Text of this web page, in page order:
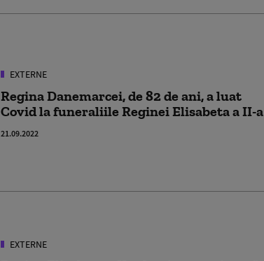
EXTERNE
Regina Danemarcei, de 82 de ani, a luat
Covid la funeraliile Reginei Elisabeta a II-a
21.09.2022
EXTERNE